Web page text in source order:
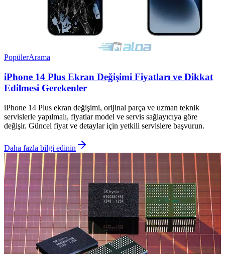
PopülerArama
iPhone 14 Plus Ekran Değişimi Fiyatları ve Dikkat
Edilmesi Gerekenler
iPhone 14 Plus ekran değişimi, orijinal parça ve uzman teknik
servislerle yapılmalı, fiyatlar model ve servis sağlayıcıya göre
değişir. Güncel fiyat ve detaylar için yetkili servislere başvurun.
Daha fazla bilgi edinin